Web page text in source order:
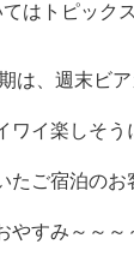
はトピック
は、週末ビ
ワイ楽しそ
たご宿泊の
やすみ～～～